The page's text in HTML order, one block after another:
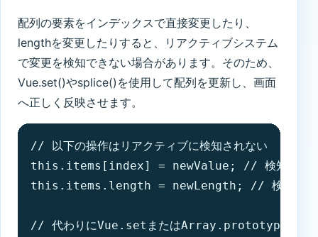
配列の要素をインデックスで直接変更したり、
lengthを変更したりすると、リアクティブシステム
で変更を検知できない場合があります。そのため、
Vue.set()やsplice()を使用して配列を更新し、画面
へ正しく反映させます。
// 以下の操作はリアクティブに検知されない
this.items[index] = newValue; // 検知され
this.items.length = newLength; // 検知され
// 代わりにVue.setまたは